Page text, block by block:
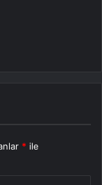
* ile